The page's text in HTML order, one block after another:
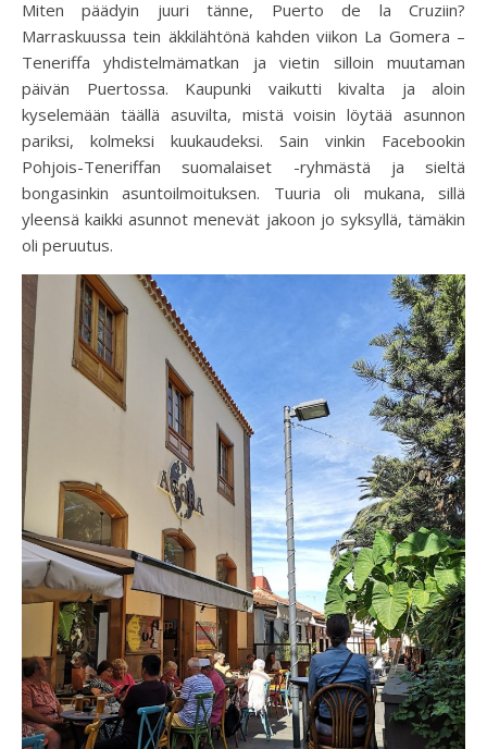
Miten päädyin juuri tänne, Puerto de la Cruziin?
Marraskuussa tein äkkilähtönä kahden viikon La Gomera –
Teneriffa yhdistelmämatkan ja vietin silloin muutaman
päivän Puertossa. Kaupunki vaikutti kivalta ja aloin
kyselemään täällä asuvilta, mistä voisin löytää asunnon
pariksi, kolmeksi kuukaudeksi. Sain vinkin Facebookin
Pohjois-Teneriffan suomalaiset -ryhmästä ja sieltä
bongasinkin asuntoilmoituksen. Tuuria oli mukana, sillä
yleensä kaikki asunnot menevät jakoon jo syksyllä, tämäkin
oli peruutus.